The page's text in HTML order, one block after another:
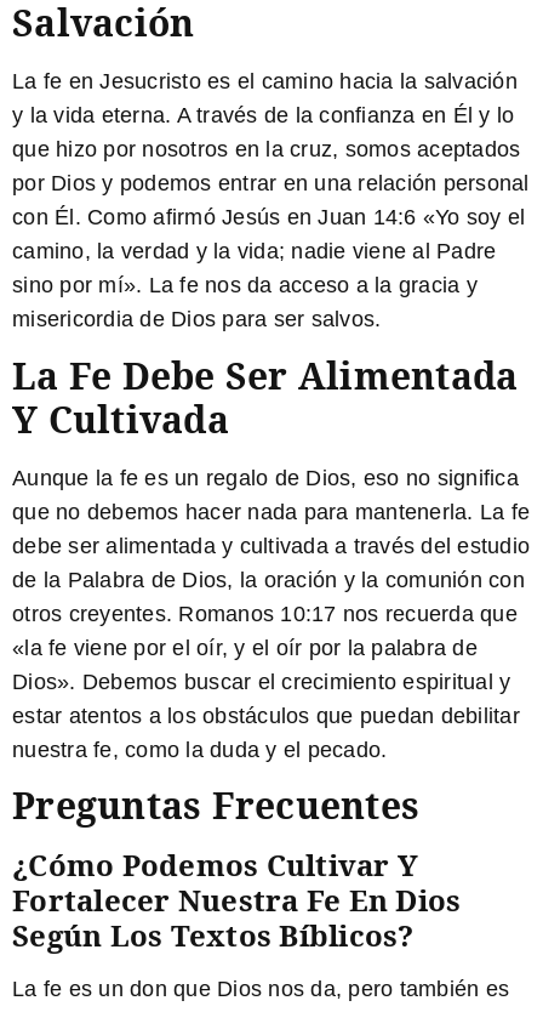
Salvación
La fe en Jesucristo es el camino hacia la salvación
y la vida eterna. A través de la confianza en Él y lo
que hizo por nosotros en la cruz, somos aceptados
por Dios y podemos entrar en una relación personal
con Él. Como afirmó Jesús en Juan 14:6 «Yo soy el
camino, la verdad y la vida; nadie viene al Padre
sino por mí». La fe nos da acceso a la gracia y
misericordia de Dios para ser salvos.
La Fe Debe Ser Alimentada
Y Cultivada
Aunque la fe es un regalo de Dios, eso no significa
que no debemos hacer nada para mantenerla. La fe
debe ser alimentada y cultivada a través del estudio
de la Palabra de Dios, la oración y la comunión con
otros creyentes. Romanos 10:17 nos recuerda que
«la fe viene por el oír, y el oír por la palabra de
Dios». Debemos buscar el crecimiento espiritual y
estar atentos a los obstáculos que puedan debilitar
nuestra fe, como la duda y el pecado.
Preguntas Frecuentes
¿Cómo Podemos Cultivar Y
Fortalecer Nuestra Fe En Dios
Según Los Textos Bíblicos?
La fe es un don que Dios nos da, pero también es